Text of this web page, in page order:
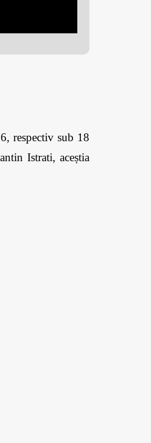
respectiv sub 18
Istrati, aceștia